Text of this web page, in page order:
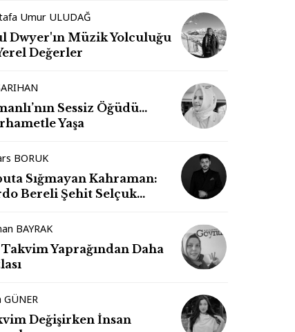
Umur ULUDAĞ
Dwyer'ın Müzik Yolculuğu
Değerler
Sessiz Öğüdü…
Yaşa
BORUK
Sığmayan Kahraman:
Bereli Şehit Selçuk
BAYRAK
Yaprağından Daha
GÜNER
Değişirken İnsan